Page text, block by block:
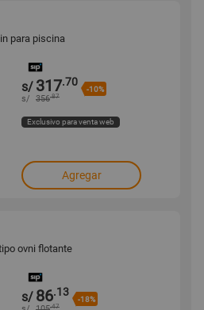
para piscina
s/ 317.70
-10%
s/ 356.87
Exclusivo para venta web
Agregar
ovni flotante
s/ 86.13
-18%
.47